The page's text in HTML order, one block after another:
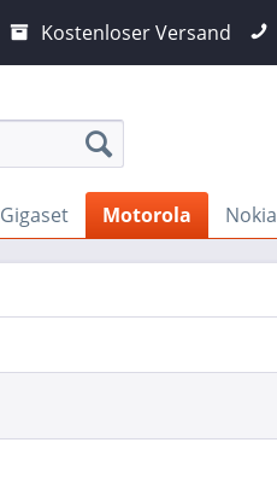
Kostenloser Versand
Gigaset Motorola Nokia